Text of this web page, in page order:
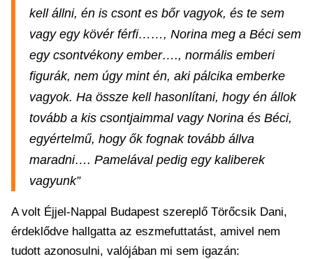
kell állni, én is csont es bőr vagyok, és te sem
vagy egy kövér férfi……, Norina meg a Béci sem
egy csontvékony ember…., normális emberi
figurák, nem úgy mint én, aki pálcika emberke
vagyok. Ha össze kell hasonlítani, hogy én állok
tovább a kis csontjaimmal vagy Norina és Béci,
egyértelmű, hogy ők fognak tovább állva
maradni…. Pamelával pedig egy kaliberek
vagyunk”
A volt Éjjel-Nappal Budapest szereplő Törőcsik Dani,
érdeklődve hallgatta az eszmefuttatást, amivel nem
tudott azonosulni, valójában mi sem igazán: